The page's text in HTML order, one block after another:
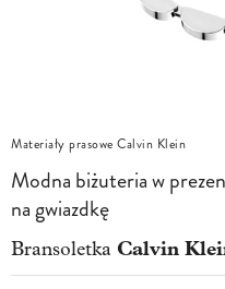
Materiały prasowe Calvin Klein
Modna biżuteria w
na gwiazdkę
Bransoletka Calvin